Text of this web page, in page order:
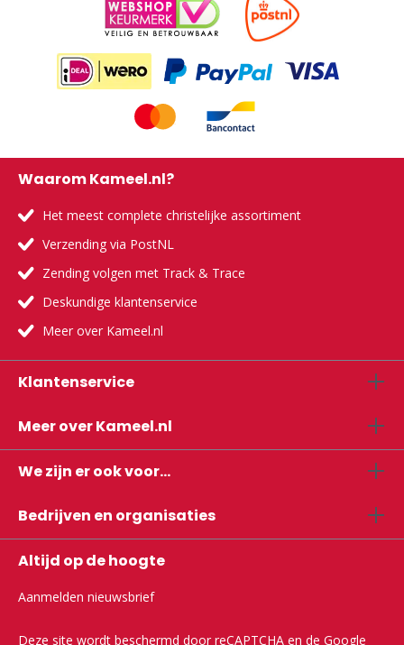
Waarom Kameel.nl?
Het meest complete christelijke assortiment
Verzending via PostNL
Zending volgen met Track & Trace
Deskundige klantenservice
Meer over Kameel.nl
Klantenservice
Meer over Kameel.nl
We zijn er ook voor...
Bedrijven en organisaties
Altijd op de hoogte
Aanmelden nieuwsbrief
Deze site wordt beschermd door reCAPTCHA en de Google